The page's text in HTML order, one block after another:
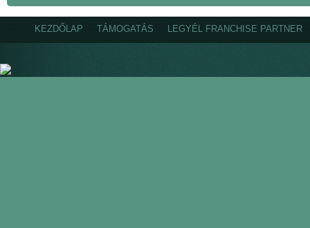
KEZDŐLAP TÁMOGATÁS LEGYÉL FRANCHISE PARTNER